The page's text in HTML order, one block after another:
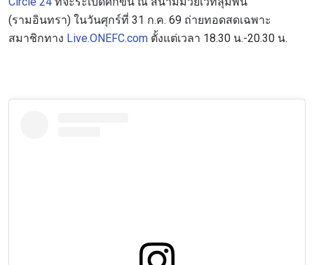
(รามอินทรา) ในวันศุกร์ที่ 31 ก.ค. 69 ถ่ายทอดสดเฉพาะ
สมาชิกทาง Live.ONEFC.com ตั้งแต่เวลา 18.30 น.-20.30 น.